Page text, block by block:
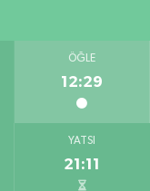
ÖĞLE
12:29
YATSI
21:11